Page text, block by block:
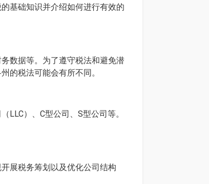
基础知识并介绍如何进行有效的
数据等。为了遵守税法和避免潜
的税法可能会有所不同。
）、C型公司、S型公司等。
展税务筹划以及优化公司结构